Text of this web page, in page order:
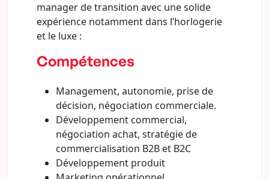
manager de transition avec une solide
expérience notamment dans l’horlogerie
et le luxe :
Compétences
Management, autonomie, prise de
décision, négociation commerciale.
Développement commercial,
négociation achat, stratégie de
commercialisation B2B et B2C
Développement produit